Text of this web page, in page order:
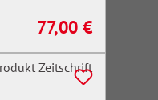
Regulärer Preis:
77,00 €